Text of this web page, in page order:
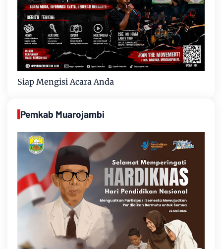
Siap Mengisi Acara Anda
Pemkab Muarojambi